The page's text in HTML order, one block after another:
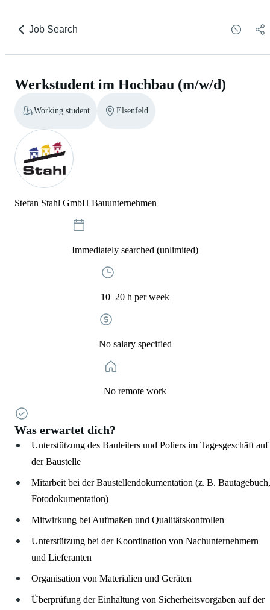
Job Search
Werkstudent im Hochbau (m/w/d)
Working student Elsenfeld
Stefan Stahl GmbH Bauunternehmen
Immediately searched (unlimited)
10–20 h per week
No salary specified
No remote work
Was erwartet dich?
Unterstützung des Bauleiters und Poliers im Tagesgeschäft auf
der Baustelle
Mitarbeit bei der Baustellendokumentation (z. B. Bautagebuch,
Fotodokumentation)
Mitwirkung bei Aufmaßen und Qualitätskontrollen
Unterstützung bei der Koordination von Nachunternehmern
und Lieferanten
Organisation von Materialien und Geräten
Überprüfung der Einhaltung von Sicherheitsvorgaben auf der